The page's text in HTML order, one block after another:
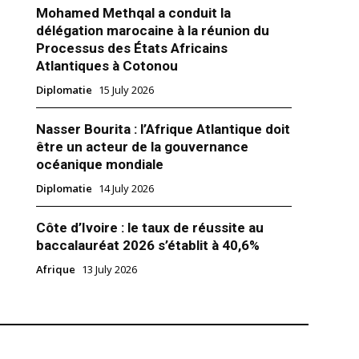
Macky Sall, ont été reçus ce
par le président français
Pour le président de la
il s’agit de sa troisième visite
l’accession au pouvoir de
qu’il s’agit du deuxième
Mohamed Methqal a conduit la
délégation marocaine à la réunion du
Processus des États Africains
Atlantiques à Cotonou
Diplomatie 15 July 2026
Nasser Bourita : l’Afrique Atlantique doit
être un acteur de la gouvernance
océanique mondiale
Diplomatie 14 July 2026
Côte d’Ivoire : le taux de réussite au
baccalauréat 2026 s’établit à 40,6%
Afrique 13 July 2026